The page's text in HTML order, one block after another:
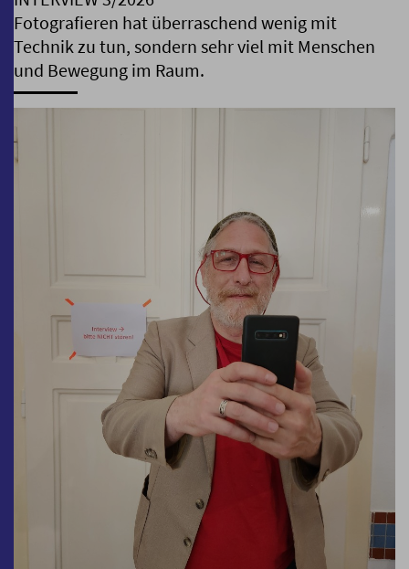
Fotografieren hat überraschend wenig mit
Technik zu tun, sondern sehr viel mit Menschen
und Bewegung im Raum.